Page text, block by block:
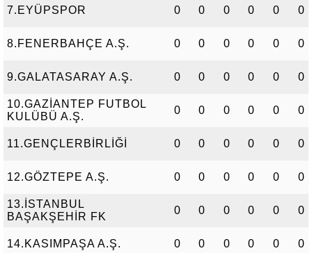
7.EYÜPSPOR 0 0 0 0 0 0
8.FENERBAHÇE A.Ş. 0 0 0 0 0 0
9.GALATASARAY A.Ş. 0 0 0 0 0 0
10.GAZİANTEP FUTBOL
KULÜBÜ A.Ş.
0 0 0 0 0 0
11.GENÇLERBİRLİĞİ 0 0 0 0 0 0
12.GÖZTEPE A.Ş. 0 0 0 0 0 0
13.İSTANBUL
BAŞAKŞEHİR FK
0 0 0 0 0 0
14.KASIMPAŞA A.Ş. 0 0 0 0 0 0